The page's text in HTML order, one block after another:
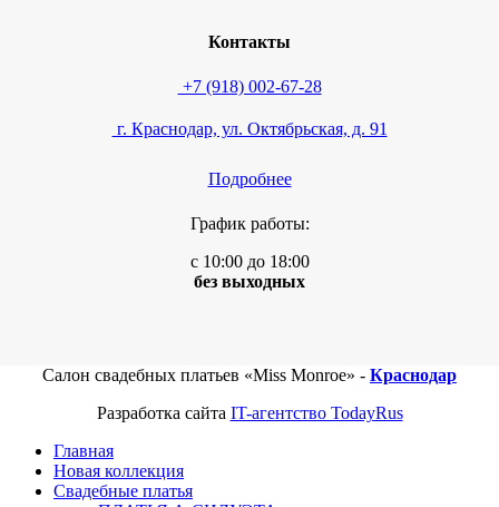
Контакты
+7 (918) 002-67-28
г. Краснодар, ул. Октябрьская, д. 91
Подробнее
График работы:
с 10:00 до 18:00
без выходных
Салон свадебных платьев «Miss Monroe» - Краснодар
Разработка сайта IT-агентство TodayRus
Главная
Новая коллекция
Свадебные платья